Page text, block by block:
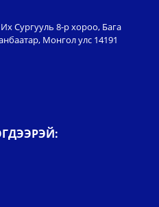
Сургууль 8-р хороо, Бага
Монгол улс 14191